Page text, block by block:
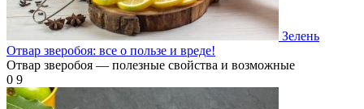
Зелень
Отвар зверобоя: все о пользе и вреде!
Отвар зверобоя — полезные свойства и возможные
0 9